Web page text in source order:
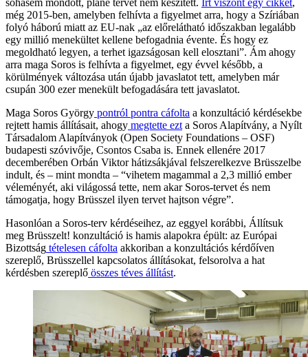
sohasem mondott, pláne tervet nem készített. Írt viszont egy cikket,
még 2015-ben, amelyben felhívta a figyelmet arra, hogy a Szíriában
folyó háború miatt az EU-nak „az előrelátható időszakban legalább
egy millió menekültet kellene befogadnia évente. És hogy ez
megoldható legyen, a terhet igazságosan kell elosztani”. Ám ahogy
arra maga Soros is felhívta a figyelmet, egy évvel később, a
körülmények változása után újabb javaslatot tett, amelyben már
csupán 300 ezer menekült befogadására tett javaslatot.
Maga Soros György pontról pontra cáfolta a konzultáció kérdésekbe
rejtett hamis állításait, ahogy megtette ezt a Soros Alapítvány, a Nyílt
Társadalom Alapítványok (Open Society Foundations – OSF)
budapesti szóvivője, Csontos Csaba is. Ennek ellenére 2017
decemberében Orbán Viktor hátizsákjával felszerelkezve Brüsszelbe
indult, és – mint mondta – “vihetem magammal a 2,3 millió ember
véleményét, aki világossá tette, nem akar Soros-tervet és nem
támogatja, hogy Brüsszel ilyen tervet hajtson végre”.
Hasonlóan a Soros-terv kérdéseihez, az eggyel korábbi, Állítsuk
meg Brüsszelt! konzultáció is hamis alapokra épült: az Európai
Bizottság tételesen cáfolta akkoriban a konzultációs kérdőíven
szereplő, Brüsszellel kapcsolatos állításokat, felsorolva a hat
kérdésben szereplő összes téves állítást.